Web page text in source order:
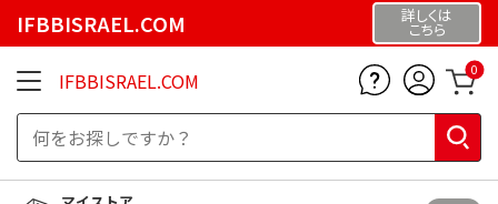
IFBBISRAEL.COM 詳しくは
こちら
IFBBISRAEL.COM 0